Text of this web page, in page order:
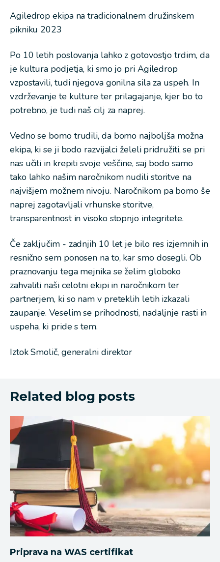
Agiledrop ekipa na tradicionalnem družinskem
pikniku 2023
Po 10 letih poslovanja lahko z gotovostjo trdim, da
je kultura podjetja, ki smo jo pri Agiledrop
vzpostavili, tudi njegova gonilna sila za uspeh. In
vzdrževanje te kulture ter prilagajanje, kjer bo to
potrebno, je tudi naš cilj za naprej.
Vedno se bomo trudili, da bomo najboljša možna
ekipa, ki se ji bodo razvijalci želeli pridružiti, se pri
nas učiti in krepiti svoje veščine, saj bodo samo
tako lahko našim naročnikom nudili storitve na
najvišjem možnem nivoju. Naročnikom pa bomo še
naprej zagotavljali vrhunske storitve,
transparentnost in visoko stopnjo integritete.
Če zaključim - zadnjih 10 let je bilo res izjemnih in
resnično sem ponosen na to, kar smo dosegli. Ob
praznovanju tega mejnika se želim globoko
zahvaliti naši celotni ekipi in naročnikom ter
partnerjem, ki so nam v preteklih letih izkazali
zaupanje. Veselim se prihodnosti, nadaljnje rasti in
uspeha, ki pride s tem.
Iztok Smolič, generalni direktor
Related blog posts
Priprava na WAS certifikat